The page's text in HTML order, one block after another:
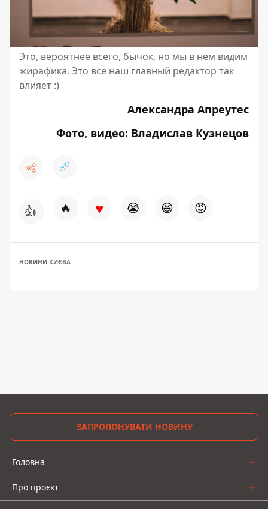
Это, вероятнее всего, бычок, но мы в нем видим
жирафика. Это все наш главный редактор так
влияет :)
Александра Апреутес
Фото, видео: Владислав Кузнецов
👍 🔥 ♥ 😭 😆 😡
НОВИНИ КИЄВА
ЗАПРОПОНУВАТИ НОВИНУ
Головна
Про проєкт